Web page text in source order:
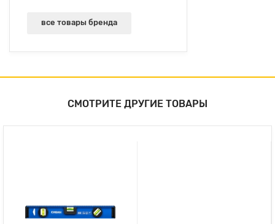
все товары бренда
СМОТРИТЕ ДРУГИЕ ТОВАРЫ